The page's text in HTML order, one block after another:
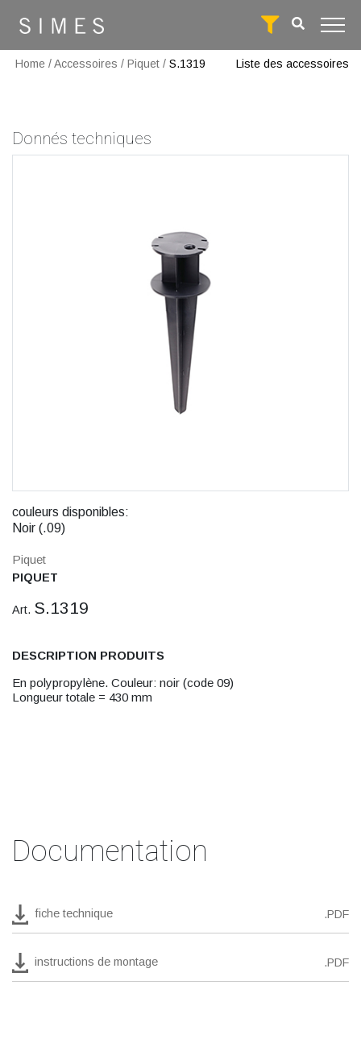
Home /Accessoires / Piquet / S.1319 Liste des accessoires
Donnés techniques
couleurs disponibles:
Noir (.09)
Piquet
PIQUET
Art. S.1319
DESCRIPTION PRODUITS
En polypropylène. Couleur: noir (code 09)
Longueur totale = 430 mm
Documentation
fiche technique .PDF
instructions de montage .PDF